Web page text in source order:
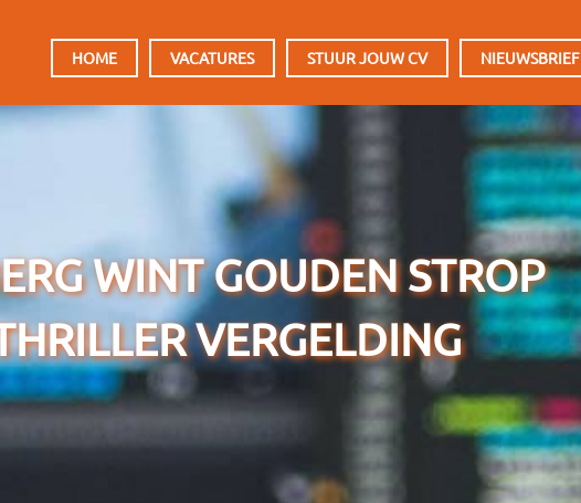
HOME VACATURES STUUR JOUW CV NIEUWSBRIEF
WINT GOUDEN STROP
VERGELDING